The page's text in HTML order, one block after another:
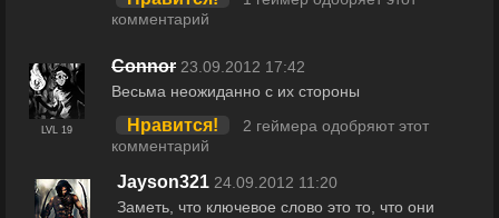
комментарий
LVL 19
Connor 23.09.2012 17:42
Весьма неожиданно с их стороны
Нравится!
2 геймера одобряют этот
комментарий
Jayson321 24.09.2012 11:20
Заметь, что ключевое слово это то, что они